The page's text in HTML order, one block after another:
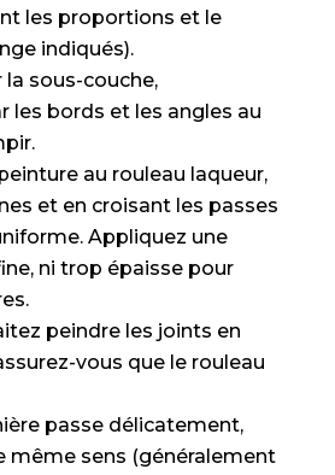
les proportions et le
indiqués).
sous-couche,
les bords et les angles au
au rouleau laqueur,
et en croisant les passes
Appliquez une
ni trop épaisse pour
peindre les joints en
vous que le rouleau
passe délicatement,
même sens (généralement